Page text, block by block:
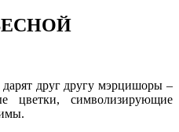
друг другу мэрцишоры –
цветки, символизирующие